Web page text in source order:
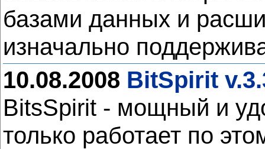
базами данных и
изначально
10.08.2008 BitSpirit
BitsSpirit - мощный и
только работает по